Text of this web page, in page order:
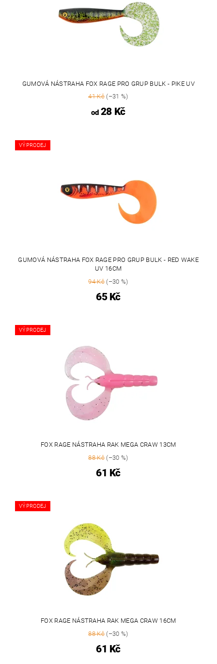
GUMOVÁ NÁSTRAHA FOX RAGE PRO GRUP BULK - PIKE UV
41 Kč (–31 %)
od28 Kč
VÝPRODEJ
GUMOVÁ NÁSTRAHA FOX RAGE PRO GRUP BULK - RED WAKE
UV 16CM
94 Kč (–30 %)
65 Kč
VÝPRODEJ
FOX RAGE NÁSTRAHA RAK MEGA CRAW 13CM
88 Kč (–30 %)
61 Kč
VÝPRODEJ
FOX RAGE NÁSTRAHA RAK MEGA CRAW 16CM
88 Kč (–30 %)
61 Kč